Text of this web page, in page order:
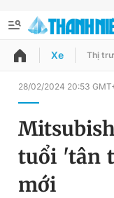
QUẢNG CÁO
Chuyên mục
Chuyên mục khác
Đổi mật khẩu
Tin đã lưu
Xe Thị
28/02/2024 20:53
tuổi 'tân
mới